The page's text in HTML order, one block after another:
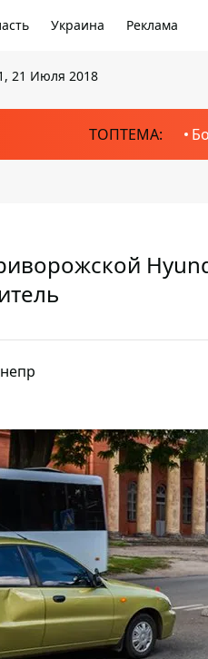
Украина Реклама
21 Июля 2018
ТОПТЕМА: